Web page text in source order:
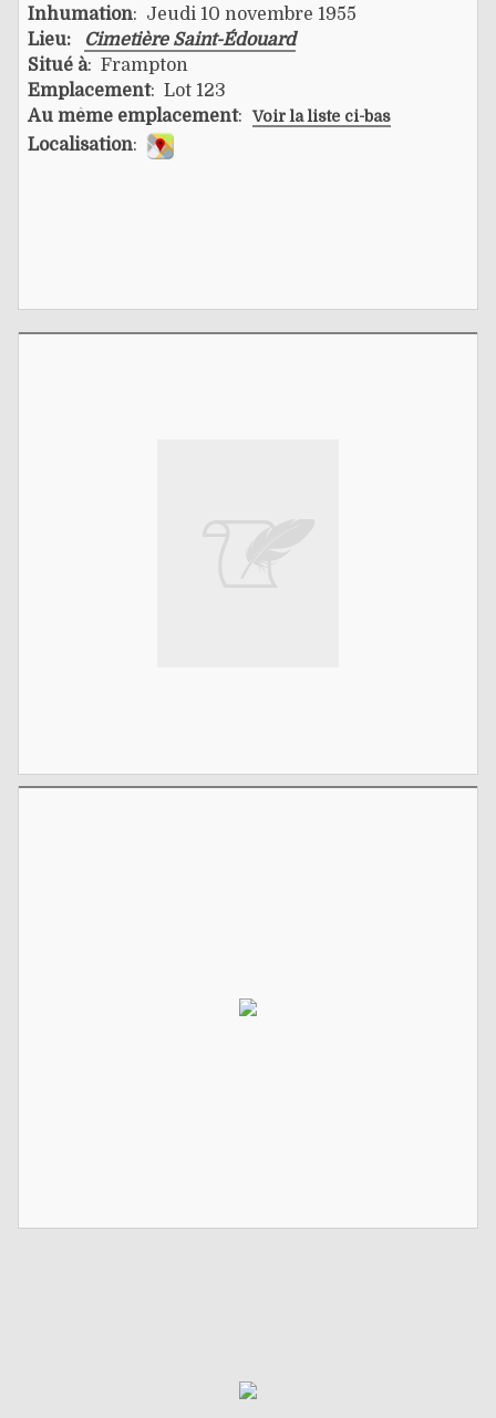
Inhumation: Jeudi 10 novembre 1955
Lieu:
Cimetière Saint-Édouard
Situé à: Frampton
Emplacement: Lot 123
Au même emplacement: Voir la liste ci-bas
Localisation: